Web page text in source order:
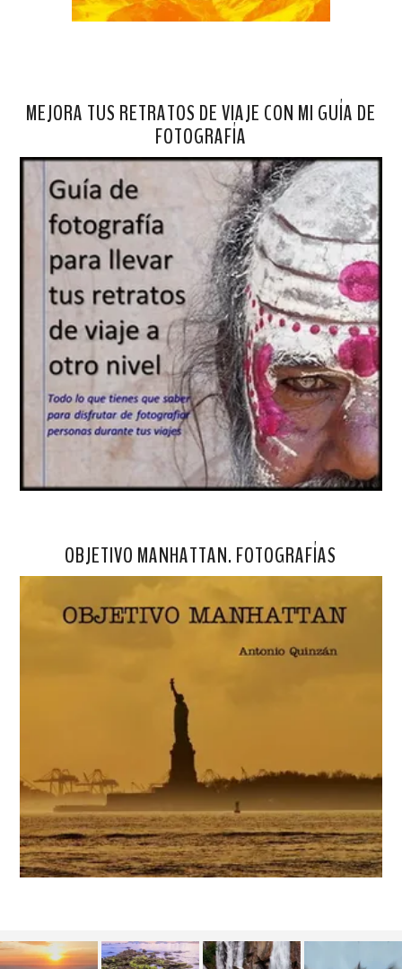
MEJORA TUS RETRATOS DE VIAJE CON MI GUÍA DE
FOTOGRAFÍA
OBJETIVO MANHATTAN. FOTOGRAFÍAS